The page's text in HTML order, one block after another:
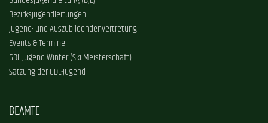
Bezirksjugendleitungen
Jugend- und Auszubildendenvertretung
Events & Termine
GDL-Jugend Winter (Ski-Meisterschaft)
Satzung der GDL-Jugend
BEAMTE